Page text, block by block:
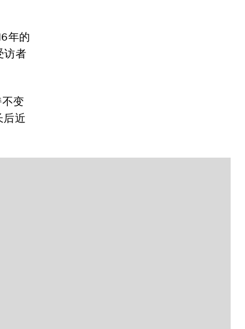
年的
访者
变
后近